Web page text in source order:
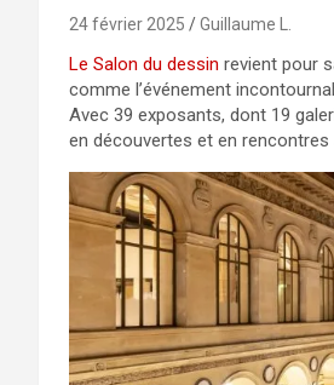
24 février 2025 Guillaume L.
Le Salon du dessin revient pour
comme l’événement
Avec 39 exposants, dont 19
en découvertes et en rencontres